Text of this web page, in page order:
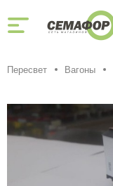
Пересвет Вагоны